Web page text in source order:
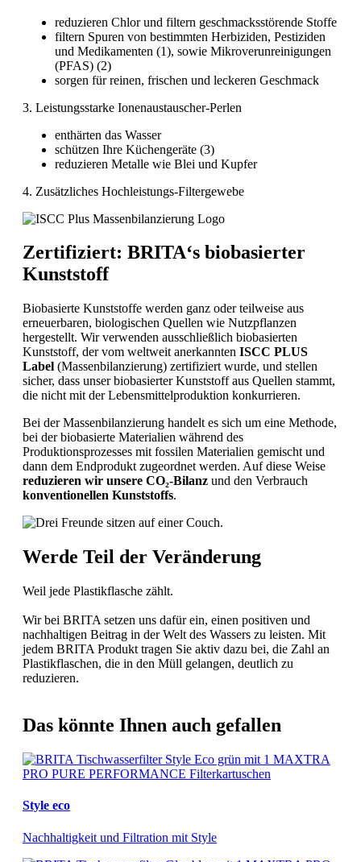
reduzieren Chlor und filtern geschmacksstörende Stoffe
filtern Spuren von bestimmten Herbiziden, Pestiziden
und Medikamenten (1), sowie Mikroverunreinigungen
(PFAS) (2)
sorgen für reinen, frischen und leckeren Geschmack
3. Leistungsstarke Ionenaustauscher-Perlen
enthärten das Wasser
schützen Ihre Küchengeräte (3)
reduzieren Metalle wie Blei und Kupfer
4. Zusätzliches Hochleistungs-Filtergewebe
Zertifiziert: BRITA‘s biobasierter
Kunststoff
Biobasierte Kunststoffe werden ganz oder teilweise aus
erneuerbaren, biologischen Quellen wie Nutzpflanzen
hergestellt. Wir verwenden ausschließlich biobasierten
Kunststoff, der vom weltweit anerkannten ISCC PLUS
Label (Massenbilanzierung) zertifiziert wurde, und stellen
sicher, dass unser biobasierter Kunststoff aus Quellen stammt,
die nicht mit der Lebensmittelproduktion konkurrieren.
Bei der Massenbilanzierung handelt es sich um eine Methode,
bei der biobasierte Materialien während des
Produktionsprozesses mit fossilen Materialien gemischt und
dann dem Endprodukt zugeordnet werden. Auf diese Weise
reduzieren wir unsere CO₂-Bilanz und den Verbrauch
konventionellen Kunststoffs.
Werde Teil der Veränderung
Weil jede Plastikflasche zählt.
Wir bei BRITA setzen uns dafür ein, einen positiven und
nachhaltigen Beitrag in der Welt des Wassers zu leisten. Mit
jedem BRITA Produkt tragen Sie aktiv dazu bei, die Zahl an
Plastikflaschen, die in den Müll gelangen, deutlich zu
reduzieren.
Das könnte Ihnen auch gefallen
Style eco
Nachhaltigkeit und Filtration mit Style